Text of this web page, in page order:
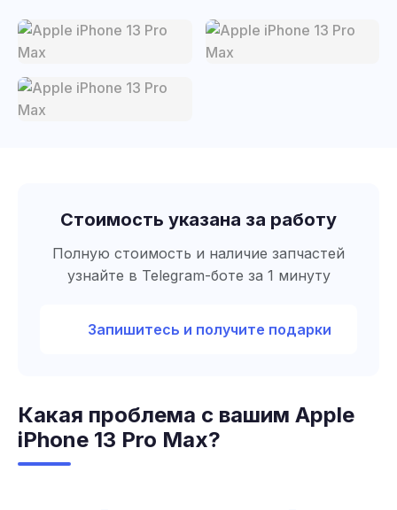
Стоимость указана за работу
Полную стоимость и наличие запчастей
узнайте в Telegram-боте за 1 минуту
Запишитесь и получите подарки
Какая проблема с вашим Apple
iPhone 13 Pro Max?